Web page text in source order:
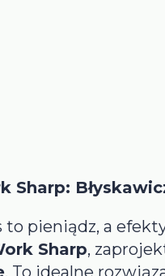
Sharp:
to pieniądz, a
Sharp,
. To idealne